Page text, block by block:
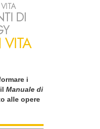
DI
VITA
i
Manuale di
alle opere